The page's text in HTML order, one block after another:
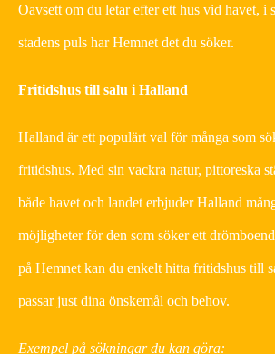
Oavsett om du letar efter ett hus vid havet, i
stadens puls har Hemnet det du söker.
Fritidshus till salu i Halland
Halland är ett populärt val för många som
fritidshus. Med sin vackra natur, pittoreska
både havet och landet erbjuder Halland
möjligheter för den som söker ett
på Hemnet kan du enkelt hitta fritidshus till
passar just dina önskemål och behov.
Exempel på sökningar du kan göra: